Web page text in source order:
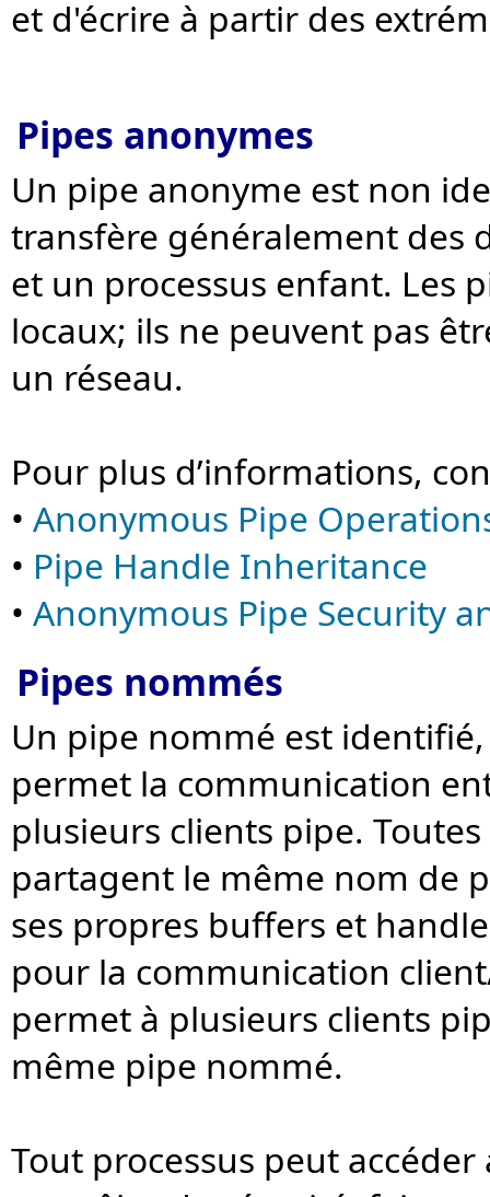
et d'écrire à partir des
Pipes anonymes
Un pipe anonyme est non
transfère généralement des
et un processus enfant. Les
locaux; ils ne peuvent pas
un réseau.
Pour plus d’informations,
• Anonymous Pipe
• Pipe Handle Inheritance
• Anonymous Pipe Security
Pipes nommés
Un pipe nommé est
permet la communication
plusieurs clients pipe.
partagent le même nom de
ses propres buffers et
pour la communication
permet à plusieurs clients
même pipe nommé.
Tout processus peut